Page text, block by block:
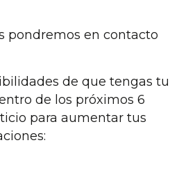
pondremos en contacto
de que tengas tu
de los próximos 6
para aumentar tus